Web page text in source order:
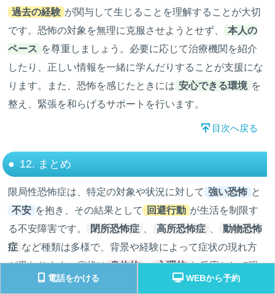
過去の経験 が関与して生じることを理解することが大切
です。恐怖の対象を無理に克服させようとせず、
本人の
ペース を尊重しましょう。必要に応じて治療機関を紹介
したり、正しい情報を一緒に学んだりすることが支援にな
ります。また、恐怖を感じたときには 安心できる環境 を
整え、緊張を和らげるサポートを行います。
目次へ戻る
12. まとめ
限局性恐怖症は、特定の対象や状況に対して 強い恐怖 と
不安 を抱き、その結果として 回避行動 が生活を制限す
る不安障害です。
閉所恐怖症 高所恐怖症
動物恐怖
症 など種類は多様で、背景や経験によって症状の現れ方
が異なります。症状は 身体的 ・ 心理的 な反応として現
生活の質（QoL） を低下させます。
電話をかける WEBから予約